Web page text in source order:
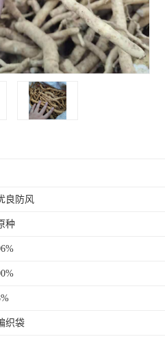
良防风
种
织袋